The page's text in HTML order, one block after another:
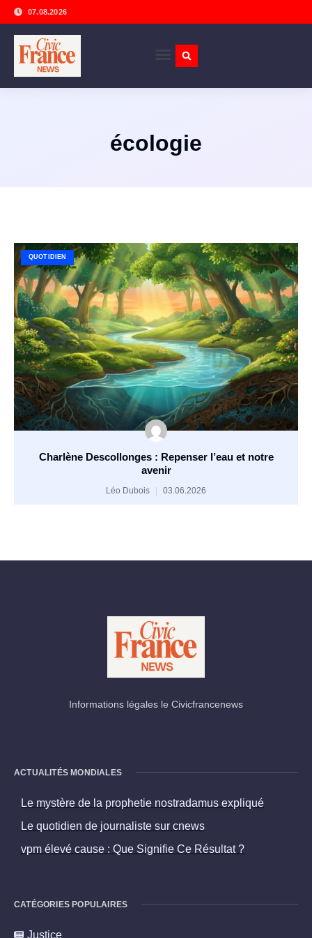
07.08.2026
écologie
QUOTIDIEN
Charlène Descollonges : Repenser l’eau et notre
avenir
Léo Dubois 03.06.2026
Informations légales le Civicfrancenews
ACTUALITÉS MONDIALES
Le mystère de la prophetie nostradamus expliqué
Le quotidien de journaliste sur cnews
vpm élevé cause : Que Signifie Ce Résultat ?
CATÉGORIES POPULAIRES
Justice